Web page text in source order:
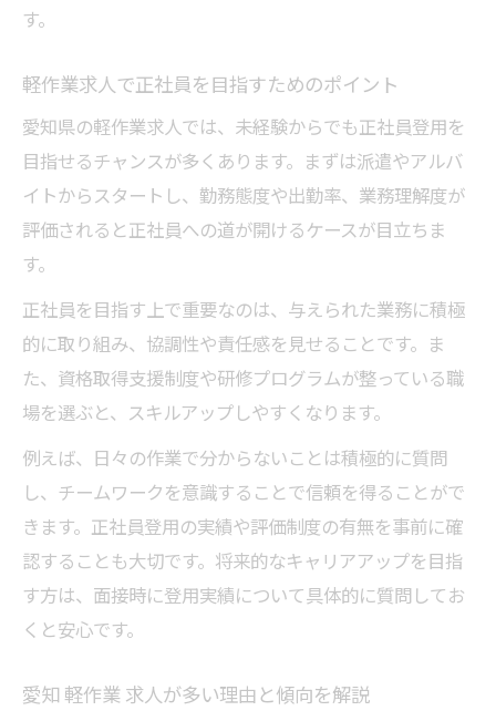
正社員登用あり求人の選び方とポイント
安定した働き方を愛知県の求人で叶える
未経験から正社員を目指すための求人選び
愛知の軽作業求人に合った応募ポイント解説
求人応募前にチェックすべき軽作業の条件
バイトル 愛知県を活用した応募のコツ
求人軽作業の面接で重視されるポイント
入社後ギャップを防ぐ求人選びの工夫
求人軽作業で理想の働き方を実現するコツ
愛知 軽作業 求人から自分に合う仕事を探す
正社員登用あり求人で安定就業を目指す方
法
生活リズムを重視した求人の選び方
す。
軽作業求人で正社員を目指すためのポイント
愛知県の軽作業求人では、未経験からでも正社員登用を
目指せるチャンスが多くあります。まずは派遣やアルバ
イトからスタートし、勤務態度や出勤率、業務理解度が
評価されると正社員への道が開けるケースが目立ちま
す。
正社員を目指す上で重要なのは、与えられた業務に積極
的に取り組み、協調性や責任感を見せることです。ま
た、資格取得支援制度や研修プログラムが整っている職
場を選ぶと、スキルアップしやすくなります。
例えば、日々の作業で分からないことは積極的に質問
し、チームワークを意識することで信頼を得ることがで
きます。正社員登用の実績や評価制度の有無を事前に確
認することも大切です。将来的なキャリアアップを目指
す方は、面接時に登用実績について具体的に質問してお
くと安心です。
愛知 軽作業 求人が多い理由と傾向を解説